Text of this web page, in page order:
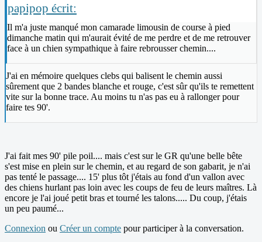
papipop écrit:
Il m'a juste manqué mon camarade limousin de course à pied
dimanche matin qui m'aurait évité de me perdre et de me retrouver
face à un chien sympathique à faire rebrousser chemin....
J'ai en mémoire quelques clebs qui balisent le chemin aussi
sûrement que 2 bandes blanche et rouge, c'est sûr qu'ils te remettent
vite sur la bonne trace. Au moins tu n'as pas eu à rallonger pour
faire tes 90'.
J'ai fait mes 90' pile poil.... mais c'est sur le GR qu'une belle bête
s'est mise en plein sur le chemin, et au regard de son gabarit, je n'ai
pas tenté le passage.... 15' plus tôt j'étais au fond d'un vallon avec
des chiens hurlant pas loin avec les coups de feu de leurs maîtres. Là
encore je l'ai joué petit bras et tourné les talons..... Du coup, j'étais
un peu paumé...
Connexion ou Créer un compte pour participer à la conversation.